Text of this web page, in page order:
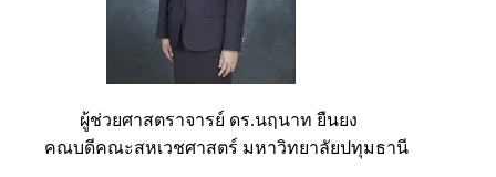
ผู้ช่วยศาสตราจารย์ ดร.นฤนาท ยืนยง
คณบดีคณะสหเวชศาสตร์ มหาวิทยาลัยปทุมธานี